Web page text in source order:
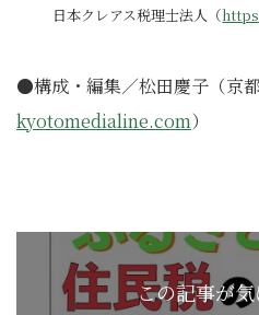
日本クレアス税理士法人（
●構成・編集／松田慶子（京
kyotomedialine.com）
この記事が